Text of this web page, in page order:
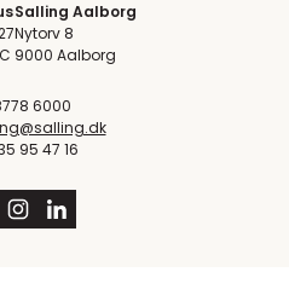
Salling Aalborg
Nytorv 8
9000 Aalborg
6000
95 47 16